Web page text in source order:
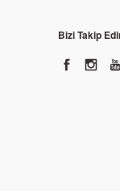
Bizi Takip